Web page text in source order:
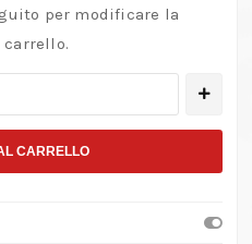
per modificare la
CARRELLO